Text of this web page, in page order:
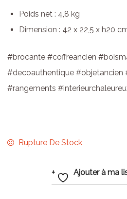
Poids net : 4,8 kg
Dimension : 42 x 22,5 x h20
#brocante #coffreancien
#decoauthentique #objetancien
#rangements
Rupture De Stock
Ajouter à ma